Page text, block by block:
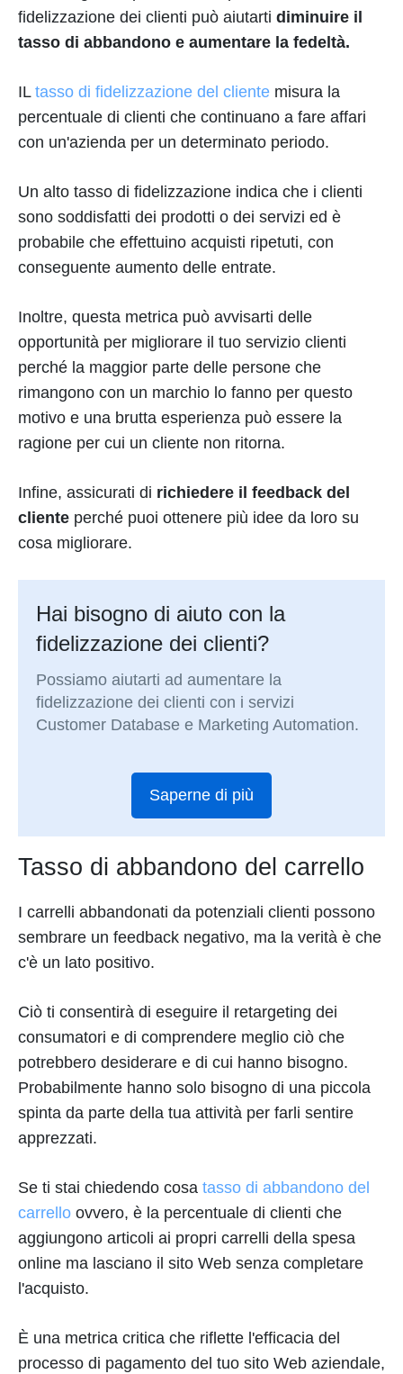
fidelizzazione dei clienti può aiutarti diminuire il
tasso di abbandono e aumentare la fedeltà.
ILtasso di fidelizzazione del cliente misura la
percentuale di clienti che continuano a fare affari
con un'azienda per un determinato periodo.
Un alto tasso di fidelizzazione indica che i clienti
sono soddisfatti dei prodotti o dei servizi ed è
probabile che effettuino acquisti ripetuti, con
conseguente aumento delle entrate.
Inoltre, questa metrica può avvisarti delle
opportunità per migliorare il tuo servizio clienti
perché la maggior parte delle persone che
rimangono con un marchio lo fanno per questo
motivo e una brutta esperienza può essere la
ragione per cui un cliente non ritorna.
Infine, assicurati di richiedere il feedback del
cliente perché puoi ottenere più idee da loro su
cosa migliorare.
Hai bisogno di aiuto con la
fidelizzazione dei clienti?
Possiamo aiutarti ad aumentare la
fidelizzazione dei clienti con i servizi
Customer Database e Marketing Automation.
Saperne di più
Tasso di abbandono del carrello
I carrelli abbandonati da potenziali clienti possono
sembrare un feedback negativo, ma la verità è che
c'è un lato positivo.
Ciò ti consentirà di eseguire il retargeting dei
consumatori e di comprendere meglio ciò che
potrebbero desiderare e di cui hanno bisogno.
Probabilmente hanno solo bisogno di una piccola
spinta da parte della tua attività per farli sentire
apprezzati.
Se ti stai chiedendo cosa tasso di abbandono del
carrello ovvero, è la percentuale di clienti che
aggiungono articoli ai propri carrelli della spesa
online ma lasciano il sito Web senza completare
l'acquisto.
È una metrica critica che riflette l'efficacia del
processo di pagamento del tuo sito Web aziendale,